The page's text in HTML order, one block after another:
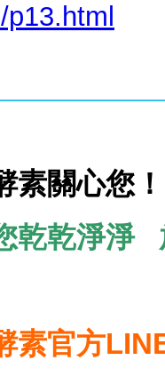
素關心您！
乾乾淨淨
素官方